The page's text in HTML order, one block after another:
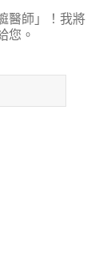
醫師」！我將
您。